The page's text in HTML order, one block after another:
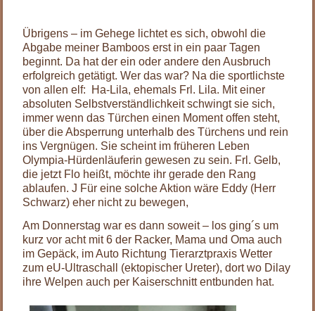
Übrigens – im Gehege lichtet es sich, obwohl die
Abgabe meiner Bamboos erst in ein paar Tagen
beginnt. Da hat der ein oder andere den Ausbruch
erfolgreich getätigt. Wer das war? Na die sportlichste
von allen elf: Ha-Lila, ehemals Frl. Lila. Mit einer
absoluten Selbstverständlichkeit schwingt sie sich,
immer wenn das Türchen einen Moment offen steht,
über die Absperrung unterhalb des Türchens und rein
ins Vergnügen. Sie scheint im früheren Leben
Olympia-Hürdenläuferin gewesen zu sein. Frl. Gelb,
die jetzt Flo heißt, möchte ihr gerade den Rang
ablaufen. J Für eine solche Aktion wäre Eddy (Herr
Schwarz) eher nicht zu bewegen,
Am Donnerstag war es dann soweit – los ging´s um
kurz vor acht mit 6 der Racker, Mama und Oma auch
im Gepäck, im Auto Richtung Tierarztpraxis Wetter
zum eU-Ultraschall (ektopischer Ureter), dort wo Dilay
ihre Welpen auch per Kaiserschnitt entbunden hat.